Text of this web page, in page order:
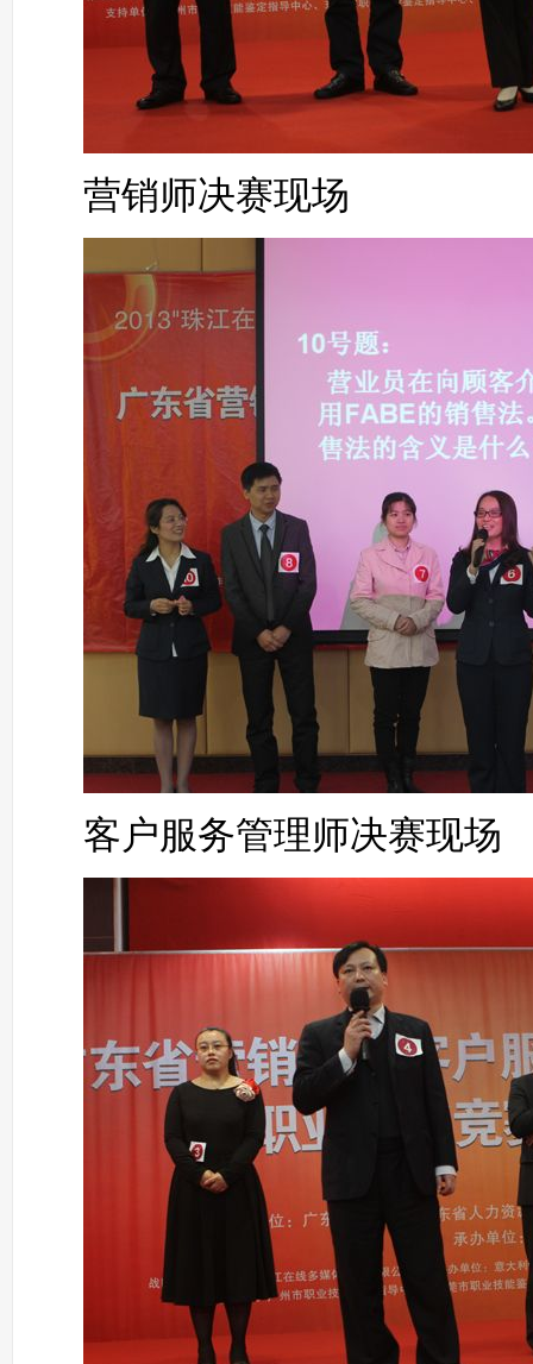
营销师决赛现场
客户服务管理师决赛现场